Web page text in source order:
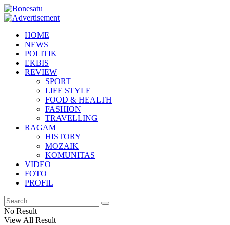
HOME
NEWS
POLITIK
EKBIS
REVIEW
SPORT
LIFE STYLE
FOOD & HEALTH
FASHION
TRAVELLING
RAGAM
HISTORY
MOZAIK
KOMUNITAS
VIDEO
FOTO
PROFIL
No Result
View All Result